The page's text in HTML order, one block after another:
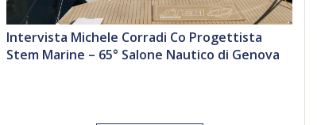
Intervista Michele Corradi Co Progettista
Stem Marine – 65° Salone Nautico di Genova